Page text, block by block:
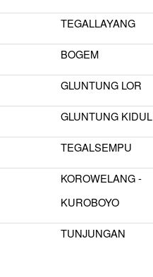
TEGALLAYANG
BOGEM
GLUNTUNG LOR
GLUNTUNG KIDUL
TEGALSEMPU
KOROWELANG -
KUROBOYO
TUNJUNGAN